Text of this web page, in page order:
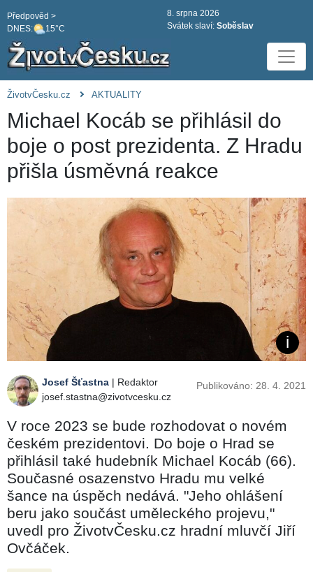
DNES: 15°C
Předpověd >
8. srpna 2026
Svátek slaví: Soběslav
ŽivotvČesku.cz AKTUALITY
Michael Kocáb se přihlásil do
boje o post prezidenta. Z Hradu
přišla úsměvná reakce
Josef Šťastna | Redaktor
josef.stastna@zivotvcesku.cz
Publikováno: 28. 4. 2021
V roce 2023 se bude rozhodovat o novém
českém prezidentovi. Do boje o Hrad se
přihlásil také hudebník Michael Kocáb (66).
Současné osazenstvo Hradu mu velké
šance na úspěch nedává. "Jeho ohlášení
beru jako součást uměleckého projevu,"
uvedl pro ŽivotvČesku.cz hradní mluvčí Jiří
Ovčáček.